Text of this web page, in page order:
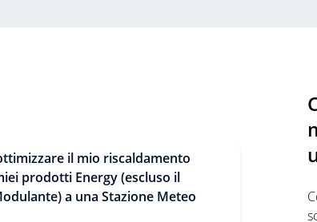
il mio riscaldamento
prodotti Energy (escluso il
a una Stazione Meteo